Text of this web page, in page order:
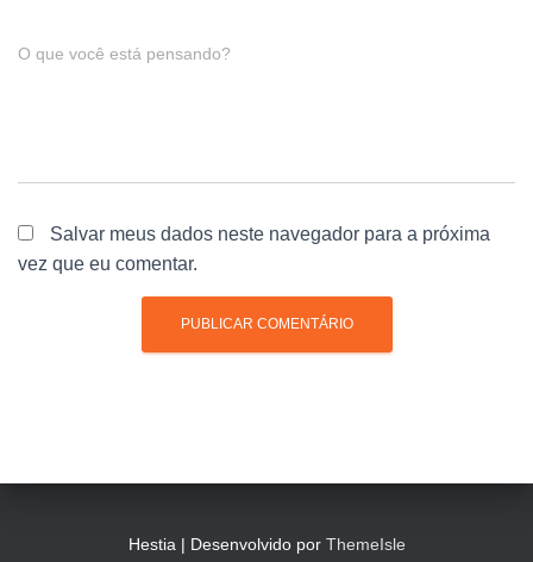
O que você está pensando?
Salvar meus dados neste navegador para a próxima
vez que eu comentar.
Hestia | Desenvolvido por ThemeIsle